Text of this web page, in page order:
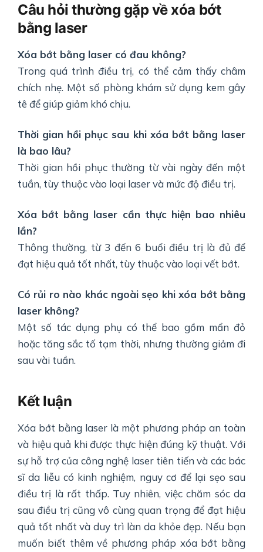
Câu hỏi thường gặp về xóa bớt
bằng laser
Xóa bớt bằng laser có đau không?
Trong quá trình điều trị, có thể cảm thấy châm
chích nhẹ. Một số phòng khám sử dụng kem gây
tê để giúp giảm khó chịu.
Thời gian hồi phục sau khi xóa bớt bằng laser
là bao lâu?
Thời gian hồi phục thường từ vài ngày đến một
tuần, tùy thuộc vào loại laser và mức độ điều trị.
Xóa bớt bằng laser cần thực hiện bao nhiêu
lần?
Thông thường, từ 3 đến 6 buổi điều trị là đủ để
đạt hiệu quả tốt nhất, tùy thuộc vào loại vết bớt.
Có rủi ro nào khác ngoài sẹo khi xóa bớt bằng
laser không?
Một số tác dụng phụ có thể bao gồm mẩn đỏ
hoặc tăng sắc tố tạm thời, nhưng thường giảm đi
sau vài tuần.
Kết luận
Xóa bớt bằng laser là một phương pháp an toàn
và hiệu quả khi được thực hiện đúng kỹ thuật. Với
sự hỗ trợ của công nghệ laser tiên tiến và các bác
sĩ da liễu có kinh nghiệm, nguy cơ để lại sẹo sau
điều trị là rất thấp. Tuy nhiên, việc chăm sóc da
sau điều trị cũng vô cùng quan trọng để đạt hiệu
quả tốt nhất và duy trì làn da khỏe đẹp. Nếu bạn
muốn biết thêm về phương pháp xóa bớt bằng